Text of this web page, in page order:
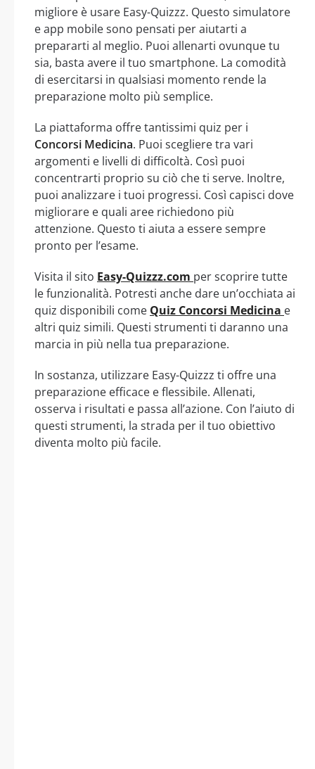
migliore è usare Easy-Quizzz. Questo simulatore
e app mobile sono pensati per aiutarti a
prepararti al meglio. Puoi allenarti ovunque tu
sia, basta avere il tuo smartphone. La comodità
di esercitarsi in qualsiasi momento rende la
preparazione molto più semplice.
La piattaforma offre tantissimi quiz per i
Concorsi Medicina. Puoi scegliere tra vari
argomenti e livelli di difficoltà. Così puoi
concentrarti proprio su ciò che ti serve. Inoltre,
puoi analizzare i tuoi progressi. Così capisci dove
migliorare e quali aree richiedono più
attenzione. Questo ti aiuta a essere sempre
pronto per l’esame.
Visita il sito Easy-Quizzz.com per scoprire tutte
le funzionalità. Potresti anche dare un’occhiata ai
quiz disponibili come Quiz Concorsi Medicina e
altri quiz simili. Questi strumenti ti daranno una
marcia in più nella tua preparazione.
In sostanza, utilizzare Easy-Quizzz ti offre una
preparazione efficace e flessibile. Allenati,
osserva i risultati e passa all’azione. Con l’aiuto di
questi strumenti, la strada per il tuo obiettivo
diventa molto più facile.